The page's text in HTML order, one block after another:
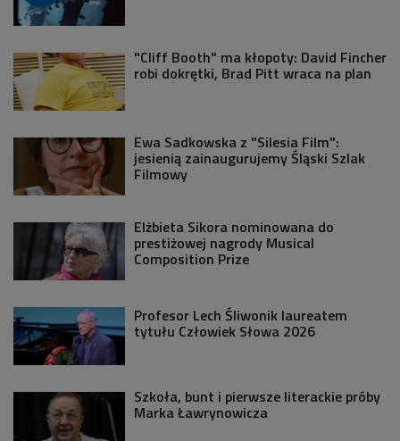
"Cliff Booth" ma kłopoty: David Fincher
robi dokrętki, Brad Pitt wraca na plan
Ewa Sadkowska z "Silesia Film":
jesienią zainaugurujemy Śląski Szlak
Filmowy
Elżbieta Sikora nominowana do
prestiżowej nagrody Musical
Composition Prize
Profesor Lech Śliwonik laureatem
tytułu Człowiek Słowa 2026
Szkoła, bunt i pierwsze literackie próby
Marka Ławrynowicza